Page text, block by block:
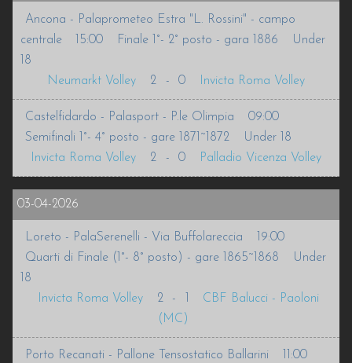
INFO
VOLLEURHOPE
ACCEDI
Ancona - Palaprometeo Estra "L. Rossini" - campo
centrale
15:00 Finale 1°- 2° posto - gara 1886
Under
18
Neumarkt Volley
2 - 0 Invicta Roma Volley
Castelfidardo - Palasport - P.le Olimpia
09:00
Semifinali 1°- 4° posto - gare 1871~1872
Under 18
Invicta Roma Volley
2 - 0 Palladio Vicenza Volley
03-04-2026
Loreto - PalaSerenelli - Via Buffolareccia
19:00
Quarti di Finale (1°- 8° posto) - gare 1865~1868
Under
18
Invicta Roma Volley
2 -
CBF Balucci - Paoloni
(MC)
Porto Recanati - Pallone Tensostatico Ballarini
11:00